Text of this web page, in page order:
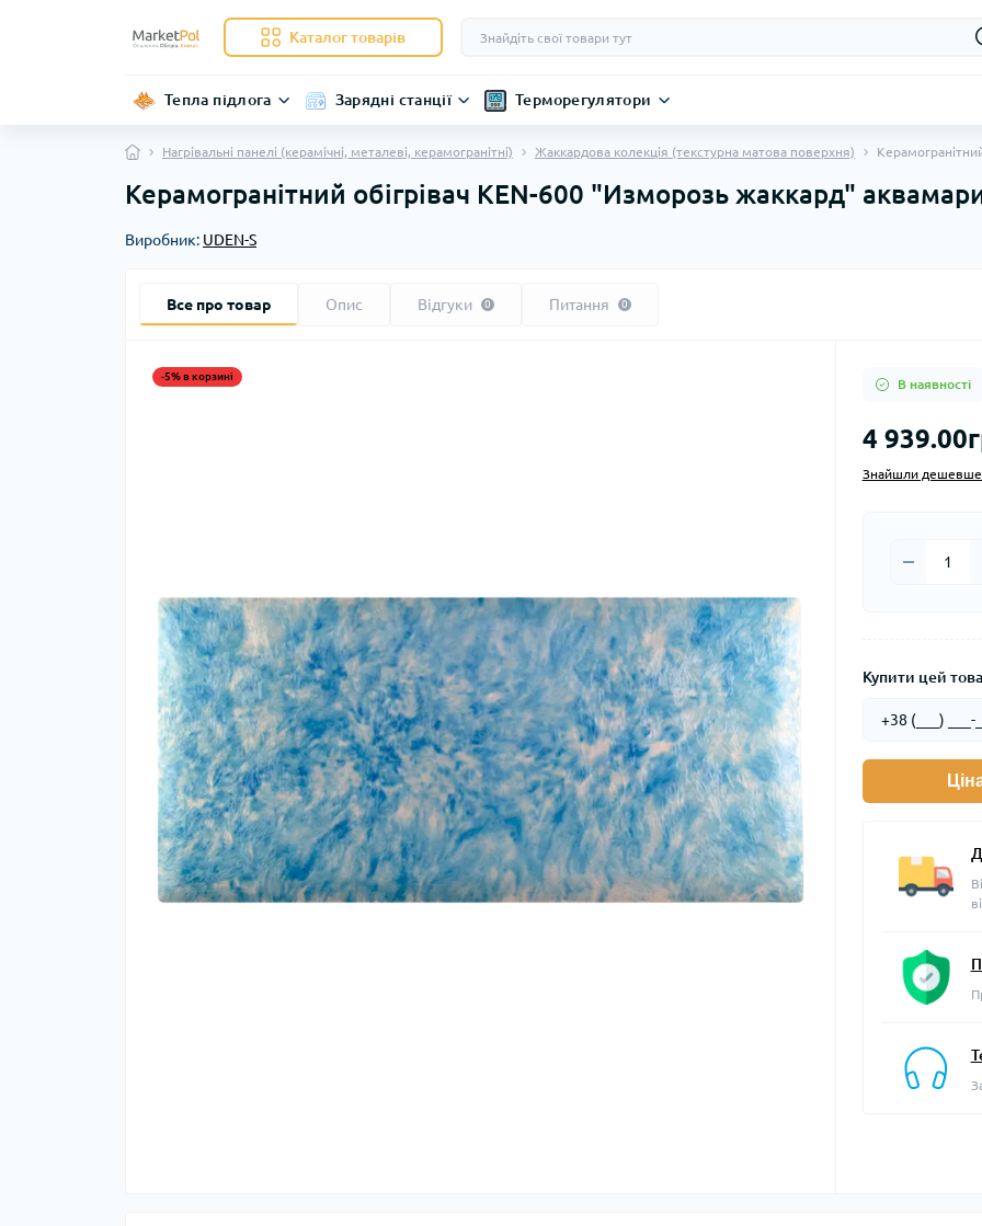
Каталог товарів
Тепла підлога Зарядні станції Терморегулятори
Нагрівальні панелі (керамічні, металеві, керамогранітні) Жаккардова колекція (текстурна матова поверхня)
Керамогранітний обігрівач KEN-600 "Изморозь жаккард"
Виробник: UDEN-S
Все про товар Опис Відгуки 0 Питання 0
-5% в корзині
В наявності
4
Знайшли
Купити цей